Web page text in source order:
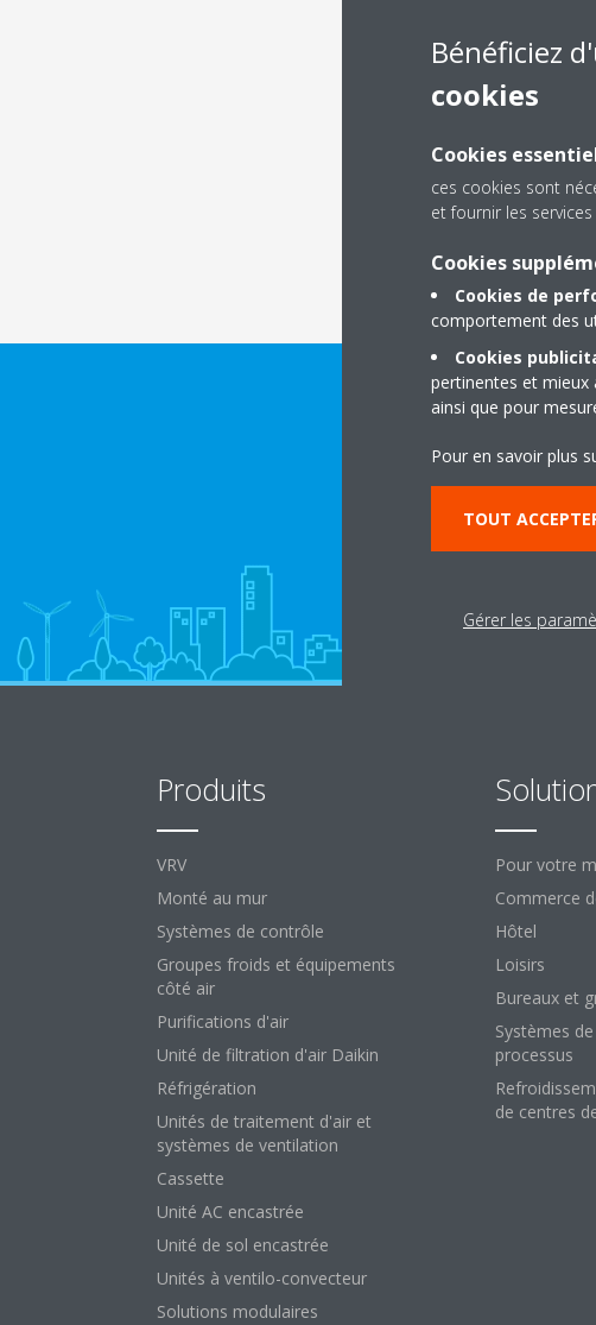
Produits
VRV
Monté au mur
Systèmes de contrôle
Groupes froids et équipements
côté air
Purifications d'air
Unité de filtration d'air Daikin
Réfrigération
Unités de traitement d'air et
systèmes de ventilation
Cassette
Unité AC encastrée
Unité de sol encastrée
Unités à ventilo-convecteur
Solutions modulaires
Pour votre
Commerce
Hôtel
Loisirs
Bureaux et
Systèmes
processus
de centres
Bénéficiez
cookies
Cookies
ces cookies sont
et fournir les
Cookies
Cookies de
comportement des
Cookies
pertinentes et mieux
ainsi que pour
Pour en savoir plus
TOUT
Gérer les